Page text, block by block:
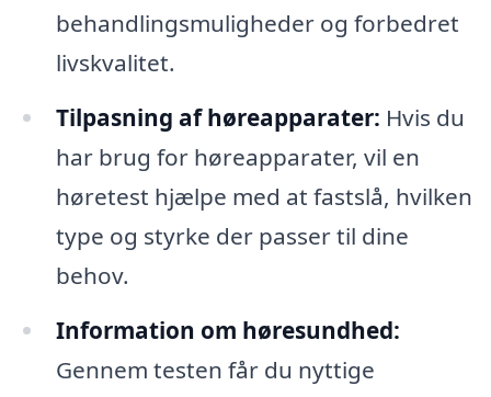
behandlingsmuligheder og forbedret
livskvalitet.
Tilpasning af høreapparater: Hvis du
har brug for høreapparater, vil en
høretest hjælpe med at fastslå, hvilken
type og styrke der passer til dine
behov.
Information om høresundhed:
Gennem testen får du nyttige